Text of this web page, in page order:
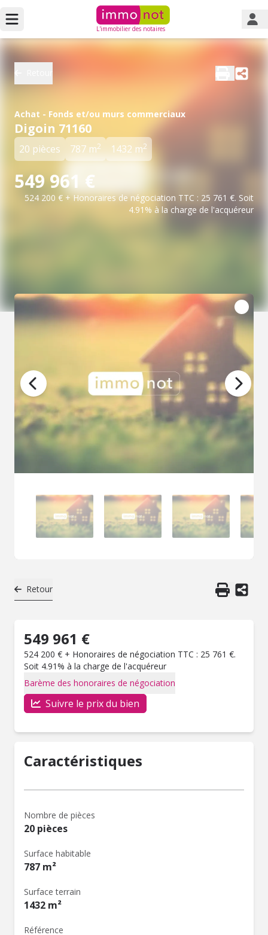
L'immobilier des notaires
Achat - Fonds et/ou murs commerciaux
Digoin 71160
20 pièces 787 m2 1432 m2
549 961 €
524 200 € + Honoraires de négociation TTC : 25 761 €. Soit
4.91% à la charge de l'acquéreur
Retour
549 961 €
524 200 € + Honoraires de négociation TTC : 25 761 €.
Soit 4.91% à la charge de l'acquéreur
Barème des honoraires de négociation
Suivre le prix du bien
Caractéristiques
Nombre de pièces
20 pièces
Surface habitable
787 m²
Surface terrain
1432 m²
Référence